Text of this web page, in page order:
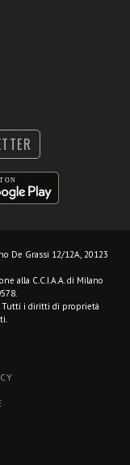
De Grassi 12/12A, 20123
alla C.C.I.A.A. di Milano
Tutti i diritti di proprietà